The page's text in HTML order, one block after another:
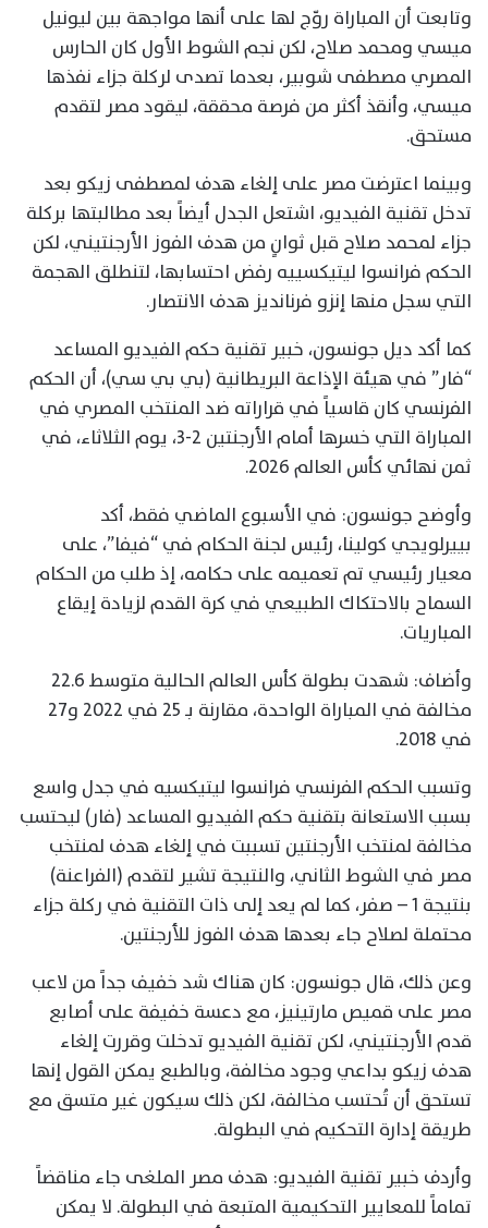
وتابعت أن المباراة روّج لها على أنها مواجهة بين ليونيل
ميسي ومحمد صلاح، لكن نجم الشوط الأول كان الحارس
المصري مصطفى شوبير، بعدما تصدى لركلة جزاء نفذها
ميسي، وأنقذ أكثر من فرصة محققة، ليقود مصر لتقدم
مستحق.
وبينما اعترضت مصر على إلغاء هدف لمصطفى زيكو بعد
تدخل تقنية الفيديو، اشتعل الجدل أيضاً بعد مطالبتها بركلة
جزاء لمحمد صلاح قبل ثوانٍ من هدف الفوز الأرجنتيني، لكن
الحكم فرانسوا ليتيكسييه رفض احتسابها، لتنطلق الهجمة
التي سجل منها إنزو فرنانديز هدف الانتصار.
كما أكد ديل جونسون، خبير تقنية حكم الفيديو المساعد
“فار” في هيئة الإذاعة البريطانية (بي بي سي)، أن الحكم
الفرنسي كان قاسياً في قراراته ضد المنتخب المصري في
المباراة التي خسرها أمام الأرجنتين 2-3، يوم الثلاثاء، في
ثمن نهائي كأس العالم 2026.
وأوضح جونسون: في الأسبوع الماضي فقط، أكد
بييرلويجي كولينا، رئيس لجنة الحكام في “فيفا”، على
معيار رئيسي تم تعميمه على حكامه، إذ طلب من الحكام
السماح بالاحتكاك الطبيعي في كرة القدم لزيادة إيقاع
المباريات.
وأضاف: شهدت بطولة كأس العالم الحالية متوسط 22.6
مخالفة في المباراة الواحدة، مقارنة بـ 25 في 2022 و27
في 2018.
وتسبب الحكم الفرنسي فرانسوا ليتيكسيه في جدل واسع
بسبب الاستعانة بتقنية حكم الفيديو المساعد (فار) ليحتسب
مخالفة لمنتخب الأرجنتين تسببت في إلغاء هدف لمنتخب
مصر في الشوط الثاني، والنتيجة تشير لتقدم (الفراعنة)
بنتيجة 1 – صفر، كما لم يعد إلى ذات التقنية في ركلة جزاء
محتملة لصلاح جاء بعدها هدف الفوز للأرجنتين.
وعن ذلك، قال جونسون: كان هناك شد خفيف جداً من لاعب
مصر على قميص مارتينيز، مع دعسة خفيفة على أصابع
قدم الأرجنتيني، لكن تقنية الفيديو تدخلت وقررت إلغاء
هدف زيكو بداعي وجود مخالفة، وبالطبع يمكن القول إنها
تستحق أن تُحتسب مخالفة، لكن ذلك سيكون غير متسق مع
طريقة إدارة التحكيم في البطولة.
وأردف خبير تقنية الفيديو: هدف مصر الملغى جاء مناقضاً
تماماً للمعايير التحكيمية المتبعة في البطولة. لا يمكن